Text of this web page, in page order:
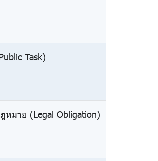
Task)
หมาย (Legal Obligation)